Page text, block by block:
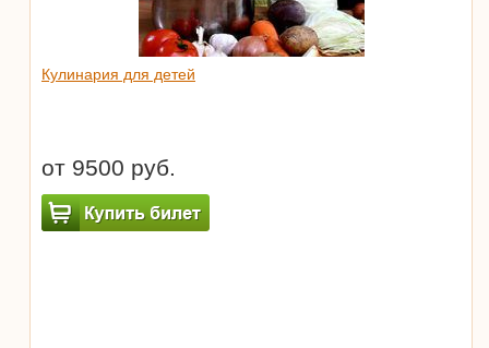
Кулинария для детей
от 9500 руб.